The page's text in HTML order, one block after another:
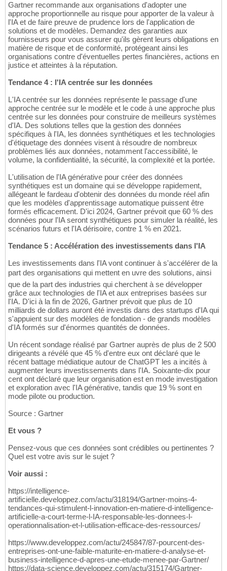
Gartner recommande aux organisations d'adopter une
approche proportionnelle au risque pour apporter de la valeur à
l'IA et de faire preuve de prudence lors de l'application de
solutions et de modèles. Demandez des garanties aux
fournisseurs pour vous assurer qu'ils gèrent leurs obligations en
matière de risque et de conformité, protégeant ainsi les
organisations contre d'éventuelles pertes financières, actions en
justice et atteintes à la réputation.
Tendance 4 : l'IA centrée sur les données
L'IA centrée sur les données représente le passage d'une
approche centrée sur le modèle et le code à une approche plus
centrée sur les données pour construire de meilleurs systèmes
d'IA. Des solutions telles que la gestion des données
spécifiques à l'IA, les données synthétiques et les technologies
d'étiquetage des données visent à résoudre de nombreux
problèmes liés aux données, notamment l'accessibilité, le
volume, la confidentialité, la sécurité, la complexité et la portée.
L'utilisation de l'IA générative pour créer des données
synthétiques est un domaine qui se développe rapidement,
allégeant le fardeau d'obtenir des données du monde réel afin
que les modèles d'apprentissage automatique puissent être
formés efficacement. D'ici 2024, Gartner prévoit que 60 % des
données pour l'IA seront synthétiques pour simuler la réalité, les
scénarios futurs et l'IA dérisoire, contre 1 % en 2021.
Tendance 5 : Accélération des investissements dans l'IA
Les investissements dans l'IA vont continuer à s'accélérer de la
part des organisations qui mettent en uvre des solutions, ainsi
que de la part des industries qui cherchent à se développer
grâce aux technologies de l'IA et aux entreprises basées sur
l'IA. D'ici à la fin de 2026, Gartner prévoit que plus de 10
milliards de dollars auront été investis dans des startups d'IA qui
s'appuient sur des modèles de fondation - de grands modèles
d'IA formés sur d'énormes quantités de données.
Un récent sondage réalisé par Gartner auprès de plus de 2 500
dirigeants a révélé que 45 % d'entre eux ont déclaré que le
récent battage médiatique autour de ChatGPT les a incités à
augmenter leurs investissements dans l'IA. Soixante-dix pour
cent ont déclaré que leur organisation est en mode investigation
et exploration avec l'IA générative, tandis que 19 % sont en
mode pilote ou production.
Source : Gartner
Et vous ?
Pensez-vous que ces données sont crédibles ou pertinentes ?
Quel est votre avis sur le sujet ?
Voir aussi :
https://intelligence-
artificielle.developpez.com/actu/318194/Gartner-moins-4-
tendances-qui-stimulent-l-innovation-en-matiere-d-intelligence-
artificielle-a-court-terme-l-IA-responsable-les-donnees-l-
operationnalisation-et-l-utilisation-efficace-des-ressources/
https://www.developpez.com/actu/245847/87-pourcent-des-
entreprises-ont-une-faible-maturite-en-matiere-d-analyse-et-
business-intelligence-d-apres-une-etude-menee-par-Gartner/
https://data-science.developpez.com/actu/315174/Gartner-